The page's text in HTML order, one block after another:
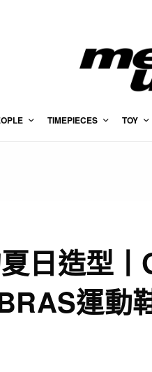
TIMEPIECES TOY
日造型
運動